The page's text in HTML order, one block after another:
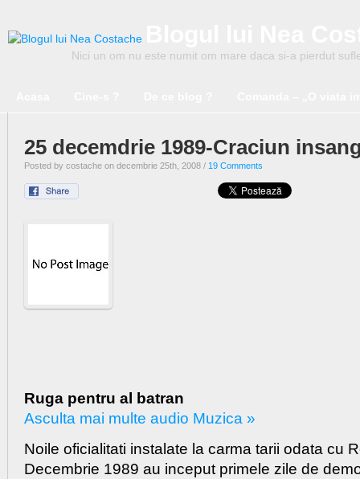
Nici un om nu este numit om mare daca si-a pierdut
25 decemdrie 1989-Craciun
Posted by costache on decembrie 25th, 2008 / 19 Comments
Ruga pentru al batran
Asculta mai multe audio Muzica »
Noile oficialitati instalate la carma tarii odata cu
Decembrie 1989 au inceput primele zile de